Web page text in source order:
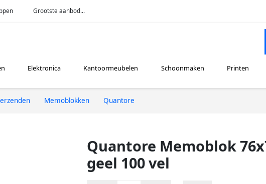
Grootste aanbod...
Elektronica Kantoormeubelen Schoonmaken Printen
Memoblokken Quantore
Quantore Memoblok
geel 100 vel